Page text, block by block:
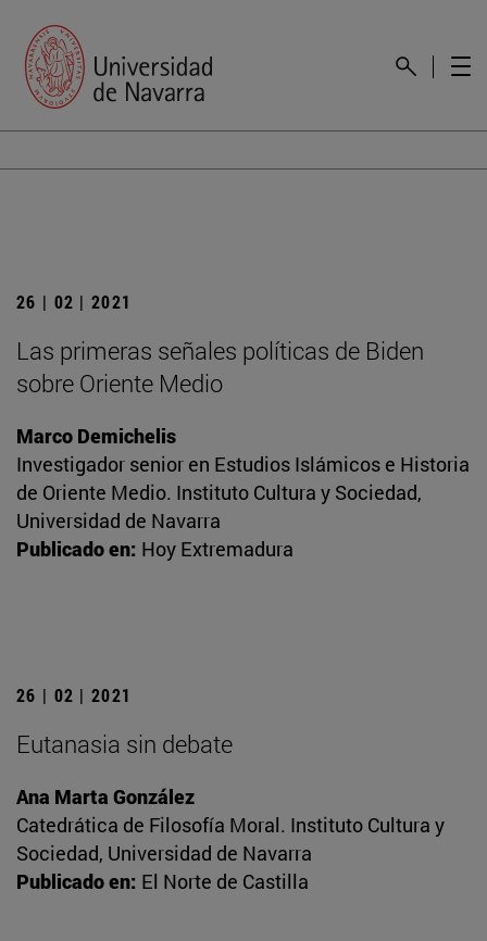
26 | 02 | 2021
Las primeras señales políticas de Biden
sobre Oriente Medio
Marco Demichelis
Investigador senior en Estudios Islámicos e Historia
de Oriente Medio. Instituto Cultura y Sociedad,
Universidad de Navarra
Publicado en: Hoy Extremadura
26 | 02 | 2021
Eutanasia sin debate
Ana Marta González
Catedrática de Filosofía Moral. Instituto Cultura y
Sociedad, Universidad de Navarra
Publicado en: El Norte de Castilla